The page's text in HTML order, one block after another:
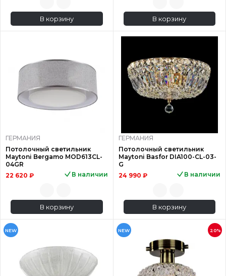
В корзину В корзину
ГЕРМАНИЯ
Потолочный светильник
Maytoni Bergamo MOD613CL-
04GR
22 620 ₽
В наличии
В корзину
ГЕРМАНИЯ
Потолочный светильник
Maytoni Basfor DIA100-CL-03-
G
24 990 ₽
В наличии
В корзину
NEW NEW 20%